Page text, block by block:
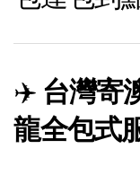
✈️ 台灣寄
龍全包式